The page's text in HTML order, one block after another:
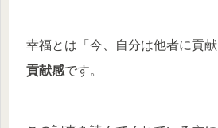
幸福とは「今、自分は他者に貢
貢献感です。